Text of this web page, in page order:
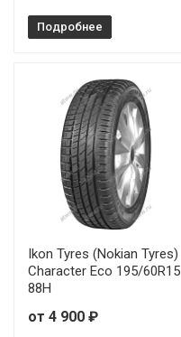
Подробнее
Ikon Tyres (Nokian Tyres)
Character Eco 195/60R15
88H
от 4 900 ₽